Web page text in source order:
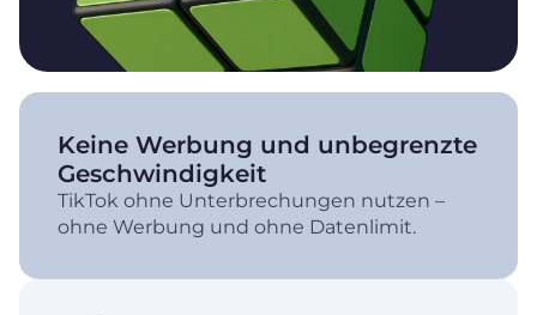
Keine Werbung und unbegrenzte
Geschwindigkeit
TikTok ohne Unterbrechungen nutzen –
ohne Werbung und ohne Datenlimit.